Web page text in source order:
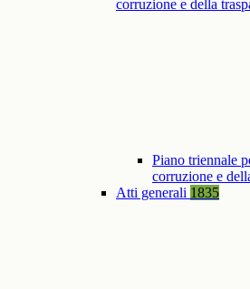
corruzione e della
Piano triennale
corruzione e
Atti generali 1835